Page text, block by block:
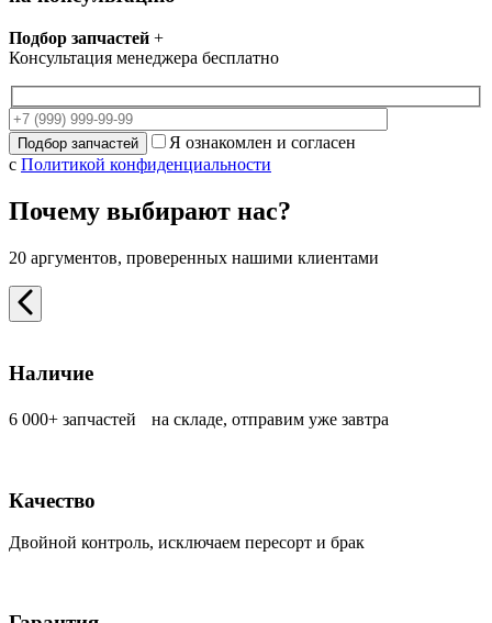
Подбор запчастей +
Консультация менеджера бесплатно
Я ознакомлен и согласен
с Политикой конфиденциальности
Почему выбирают нас?
20 аргументов, проверенных нашими клиентами
Наличие
6 000+ запчастей на складе, отправим уже завтра
Качество
Двойной контроль, исключаем пересорт и брак